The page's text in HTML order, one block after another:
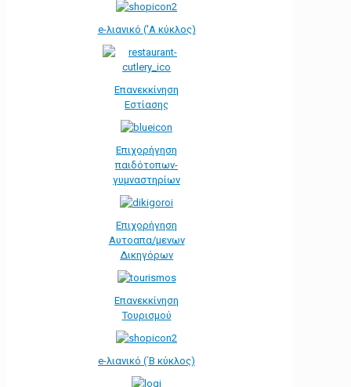
e-λιανικό ('Α κύκλος)
Επανεκκίνηση
Εστίασης
Επιχορήγηση
παιδότοπων-
γυμναστηρίων
Επιχορήγηση
Αυτοαπα/μενων
Δικηγόρων
Επανεκκίνηση
Τουρισμού
e-λιανικό (΄Β κύκλος)